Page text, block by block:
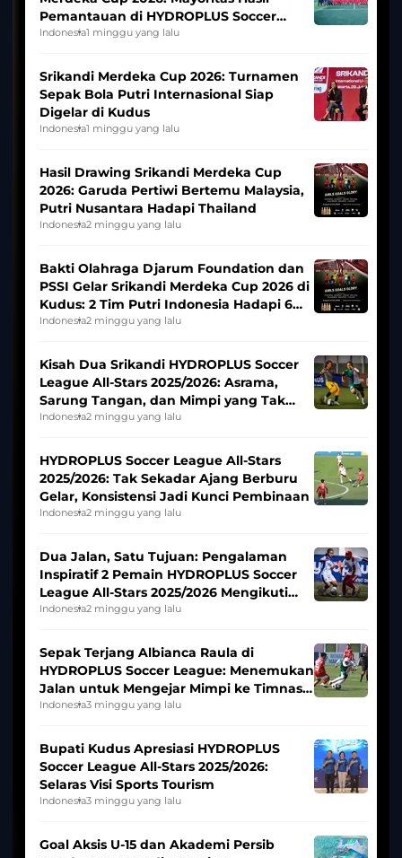
Pemantauan di HYDROPLUS Soccer
League
Indonesia1 minggu yang lalu
Srikandi Merdeka Cup 2026: Turnamen
Sepak Bola Putri Internasional Siap
Digelar di Kudus
Indonesia1 minggu yang lalu
Hasil Drawing Srikandi Merdeka Cup
2026: Garuda Pertiwi Bertemu Malaysia,
Putri Nusantara Hadapi Thailand
Indonesia2 minggu yang lalu
Bakti Olahraga Djarum Foundation dan
PSSI Gelar Srikandi Merdeka Cup 2026 di
Kudus: 2 Tim Putri Indonesia Hadapi 6
Tim Asia
Indonesia2 minggu yang lalu
Kisah Dua Srikandi HYDROPLUS Soccer
League All-Stars 2025/2026: Asrama,
Sarung Tangan, dan Mimpi yang Tak
Pernah Padam
Indonesia2 minggu yang lalu
HYDROPLUS Soccer League All-Stars
2025/2026: Tak Sekadar Ajang Berburu
Gelar, Konsistensi Jadi Kunci Pembinaan
Indonesia2 minggu yang lalu
Dua Jalan, Satu Tujuan: Pengalaman
Inspiratif 2 Pemain HYDROPLUS Soccer
League All-Stars 2025/2026 Mengikuti
Seleksi Timnas Indonesia Putri
Indonesia2 minggu yang lalu
Sepak Terjang Albianca Raula di
HYDROPLUS Soccer League: Menemukan
Jalan untuk Mengejar Mimpi ke Timnas
Indonesia Putri
Indonesia3 minggu yang lalu
Bupati Kudus Apresiasi HYDROPLUS
Soccer League All-Stars 2025/2026:
Selaras Visi Sports Tourism
Indonesia3 minggu yang lalu
Goal Aksis U-15 dan Akademi Persib